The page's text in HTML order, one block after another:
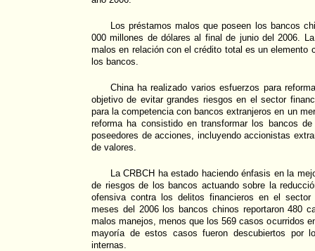
Los préstamos malos que poseen los bancos
000 millones de dólares al final de junio del 2006.
malos en relación con el crédito total es un elemento
los bancos.
China ha realizado varios esfuerzos para
objetivo de evitar grandes riesgos en el sector
para la competencia con bancos extranjeros en un
reforma ha consistido en transformar los bancos
poseedores de acciones, incluyendo accionistas
de valores.
La CRBCH ha estado haciendo énfasis en la
de riesgos de los bancos actuando sobre la
ofensiva contra los delitos financieros en el
meses del 2006 los bancos chinos reportaron 480
malos manejos, menos que los 569 casos ocurridos
mayoría de estos casos fueron descubiertos por
internas.